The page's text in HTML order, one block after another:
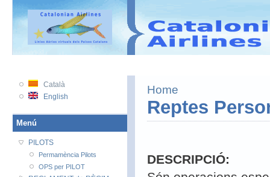
Home
Reptes
DESCRIPCIÓ:
Català
English
Menú
PILOTS
Permamència Pilots
OPS per PILOT